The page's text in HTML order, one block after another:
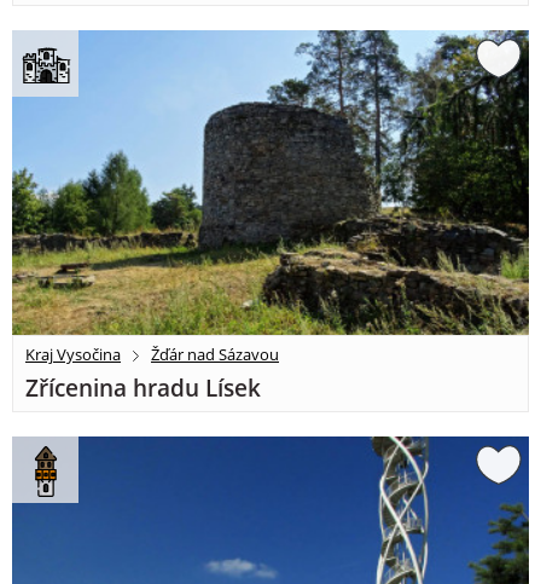
Kraj Vysočina Žďár nad Sázavou
Zřícenina hradu Lísek